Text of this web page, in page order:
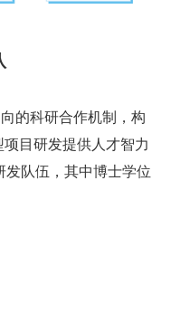
的科研合作机制，构
目研发提供人才智力
发队伍，其中博士学位